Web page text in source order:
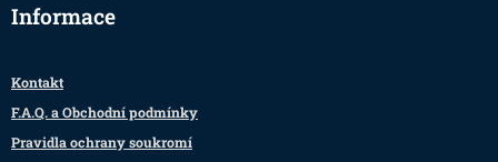
Informace
Kontakt
F.A.Q. a Obchodní podmínky
Pravidla ochrany soukromí